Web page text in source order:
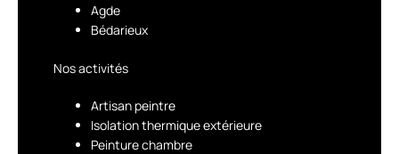
Agde
Bédarieux
Nos activités
Artisan peintre
Isolation thermique extérieure
Peinture chambre